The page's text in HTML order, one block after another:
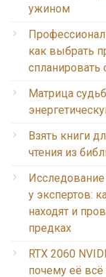
ужином
как выбрать
спланировать
Матрица
Взять книги
чтения из
у экспертов:
находят и
предках
RTX 2060
почему её